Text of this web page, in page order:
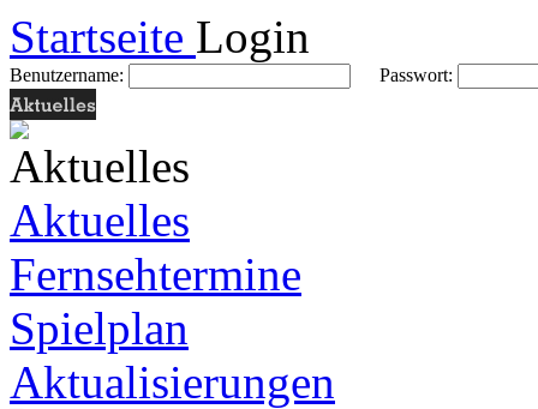
Startseite Login
Benutzername: Passwort:
Aktuelles
Fernsehtermine
Spielplan
Aktualisierungen